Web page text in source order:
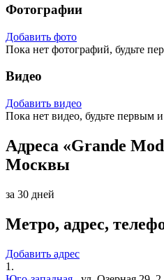
Фотографии
Добавить фото
Пока нет фотографий, будьте
Видео
Добавить видео
Пока нет видео, будьте первым
Адреса «Grande
Москвы
за 30 дней
Метро, адрес,
Добавить адрес
1.